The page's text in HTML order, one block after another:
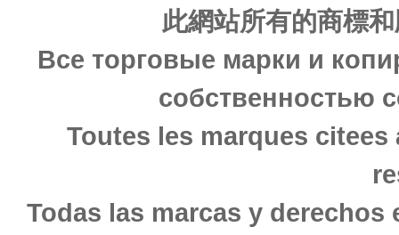
此網站所有的商標
Все торговые марки и
собственностью
Toutes les marques
Todas las marcas y